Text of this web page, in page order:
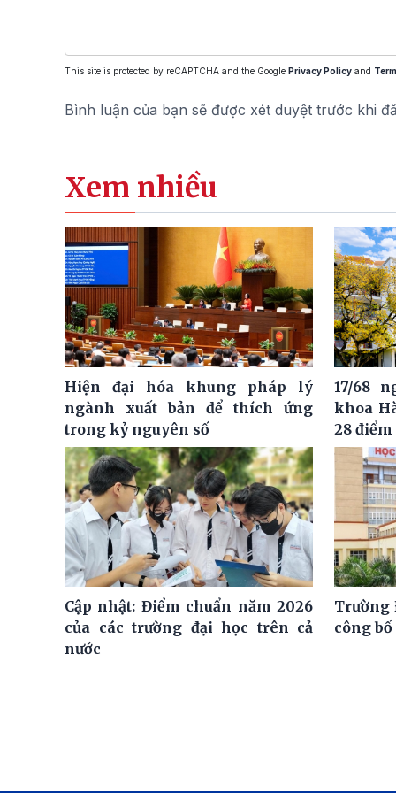
This site is protected by reCAPTCHA and the Google Privacy Policy and
Bình luận của bạn sẽ được xét duyệt trước khi
Xem nhiều
Hiện đại hóa khung pháp lý
ngành xuất bản để thích ứng
trong kỷ nguyên số
17/68
khoa
28 điểm
Cập nhật: Điểm chuẩn năm 2026
của các trường đại học trên cả
nước
Trường
công